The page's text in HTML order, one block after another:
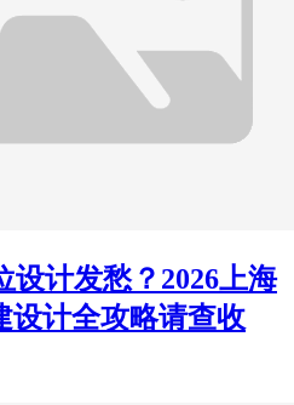
设计发愁？2026上海
设计全攻略请查收